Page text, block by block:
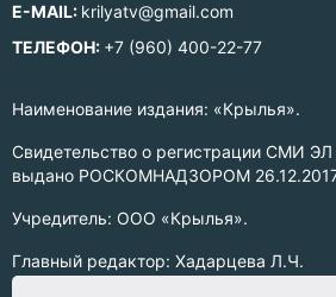
Наименование издания: «Крылья».
Свидетельство о регистрации СМИ
выдано РОСКОМНАДЗОРОМ
Учредитель: ООО «Крылья».
Главный редактор: Хадарцева Л.Ч.
E-MAIL: krilyatv@gmail.com
ТЕЛЕФОН: +7 (960) 400-22-77